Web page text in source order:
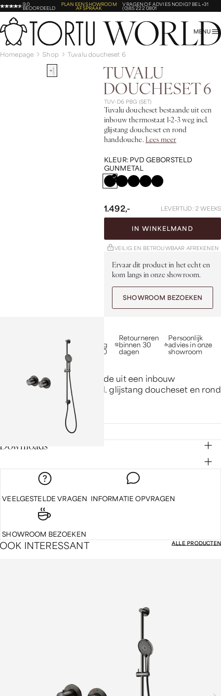
9,0
BEOORDEELD
PLAN EEN SHOWROOM
AFSPRAAK
VRAGEN OF ADVIES NODIG? BEL +31
(0)85 222 0801
MENU
Homepage Shop Tuvalu doucheset 6
TUVALU
DOUCHESET 6
TUV-D6 PBG (SET)
Tuvalu doucheset bestaande uit een
inbouw thermostaat 1-2-3 weg incl.
glijstang doucheset en rond
handdouche. Lees meer
KLEUR: PVD GEBORSTELD
GUNMETAL
1.492,- LEVERTIJD: 2 WEEKS
IN WINKELMAND
VEILIG EN BETROUWBAAR AFREKENEN
Ervaar dit product in het echt en
kom langs in onze showroom.
SHOWROOM BEZOEKEN
verzending
vanaf €100
Retourneren
binnen 30
dagen
Persoonlijk
advies in onze
showroom
Tuvalu doucheset bestaande uit een inbouw
thermostaat 1-2-3 weg incl. glijstang doucheset en rond
VEELGESTELDE VRAGEN INFORMATIE OPVRAGEN
SHOWROOM BEZOEKEN
OOK INTERESSANT ALLE PRODUCTEN